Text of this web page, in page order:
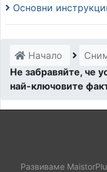
Основни
Начало
Не забравяйте, че
най-ключовите
Развиваме